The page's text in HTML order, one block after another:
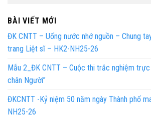
BÀI VIẾT MỚI
ĐK CNTT – Uống nước nhớ nguồn – Chung
trang Liệt sĩ – HK2-NH25-26
Mẫu 2_ĐK CNTT – Cuộc thi trắc nghiệm trực
chân Người”
ĐKCNTT -Kỷ niệm 50 năm ngày Thành phố
NH25-26